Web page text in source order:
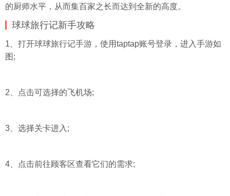
的厨师水平，从而集百家之长而达到全新的高度。
球球旅行记新手攻略
1、打开球球旅行记手游，使用taptap账号登录，进入手游如
图;
2、点击可选择的飞机场;
3、选择关卡进入;
4、点击前往顾客区查看它们的需求;